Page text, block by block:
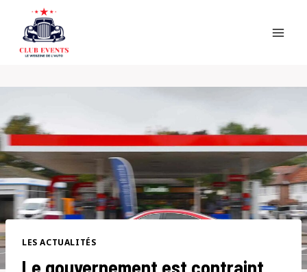
content
LES ACTUALITÉS
Le gouvernement est contraint